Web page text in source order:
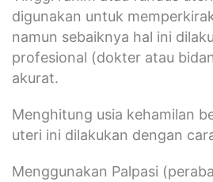
digunakan untuk
namun sebaiknya hal ini
profesional (dokter atau
akurat.
Menghitung usia kehamilan
uteri ini dilakukan dengan
Menggunakan Palpasi